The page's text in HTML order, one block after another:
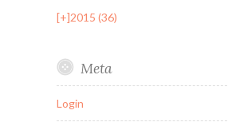
[+]2015 (36)
Meta
Login